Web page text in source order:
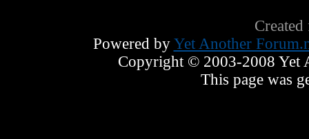
Powered by Yet Another
Copyright © 2003-2008 Yet
This page was